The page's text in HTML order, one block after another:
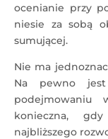
ocenianie przy
niesie za sobą
sumującej.
Nie ma
Na pewno
podejmowaniu
konieczna,
najbliższego